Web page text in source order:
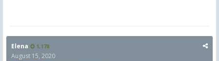
Elena 1,178
August 15, 2020